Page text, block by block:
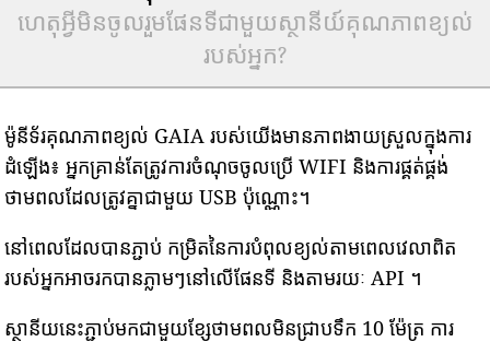
ហេតុអ្វីមិនចូលរួមផែនទីជាមួយស្ថានីយ៍គុណភាពខ្យល់
របស់អ្នក?
ម៉ូនីទ័រគុណភាពខ្យល់ GAIA របស់យើងមានភាពងាយស្រួលក្នុងការ
ដំឡើង៖ អ្នកគ្រាន់តែត្រូវការចំណុចចូលប្រើ WIFI និងការផ្គត់ផ្គង់
ថាមពលដែលត្រូវគ្នាជាមួយ USB ប៉ុណ្ណោះ។
នៅពេលដែលបានភ្ជាប់ កម្រិតនៃការបំពុលខ្យល់តាមពេលវេលាពិត
របស់អ្នកអាចរកបានភ្លាមៗនៅលើផែនទី និងតាមរយៈ API ។
ស្ថានីយនេះភ្ជាប់មកជាមួយខ្សែថាមពលមិនជ្រាបទឹក 10 ម៉ែត្រ ការ